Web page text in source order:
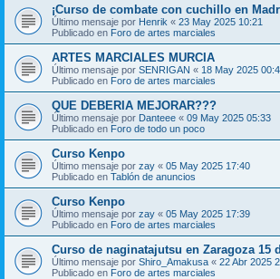
¡Curso de combate con cuchillo en
Último mensaje por Henrik « 23 May 2025 10:21
Publicado en Foro de artes marciales
ARTES MARCIALES MURCIA
Último mensaje por SENRIGAN « 18 May 2025
Publicado en Foro de artes marciales
QUE DEBERIA MEJORAR???
Último mensaje por Danteee « 09 May 2025 05:33
Publicado en Foro de todo un poco
Curso Kenpo
Último mensaje por zay « 05 May 2025 17:40
Publicado en Tablón de anuncios
Curso Kenpo
Último mensaje por zay « 05 May 2025 17:39
Publicado en Foro de artes marciales
Curso de naginatajutsu en Zaragoza 15
Último mensaje por Shiro_Amakusa « 22 Abr 2025
Publicado en Foro de artes marciales